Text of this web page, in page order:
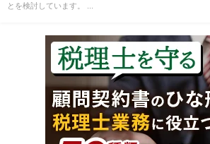
とを検討しています。 ...